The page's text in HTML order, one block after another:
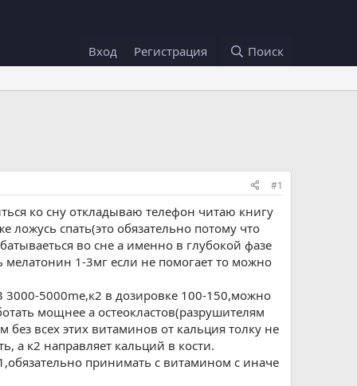
Вход Регистрация Поиск
#1
ко сну откладываю телефон читаю книгу
спать(это обязательно потому что
во сне а именно в глубокой фазе
мелатонин 1-3мг если не помогает то можно
3000-5000me,к2 в дозировке 100-150,можно
мощнее а остеокластов(разрушителям
всех этих витаминов от кальция толку не
а к2 направляет кальций в кости.
принимать с витамином с иначе